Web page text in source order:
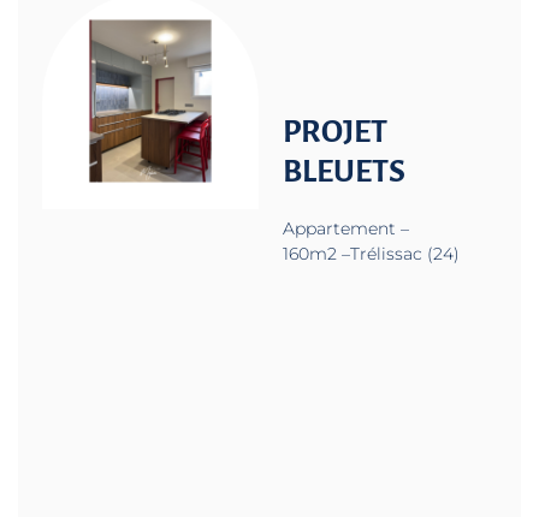
PROJET
BLEUETS
Appartement –
160m2 –Trélissac (24)